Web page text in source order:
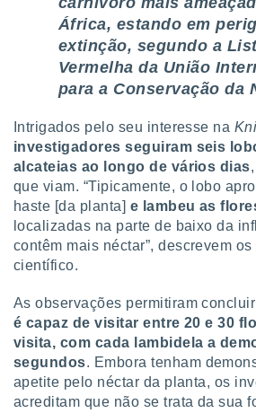
estudos
e
de
África, estando em
extinção, segundo a
Vermelha da União
para a Conservação da
Intrigados pelo seu interesse na
investigadores seguiram seis
alcateias ao longo de vários dias
que viam. “Tipicamente, o lobo
haste [da planta] e lambeu as
localizadas na parte de baixo da
contêm mais néctar”, descrevem
científico.
As observações permitiram
é capaz de visitar entre 20 e 30
visita, com cada lambidela a
segundos. Embora tenham
apetite pelo néctar da planta, os
acreditam que não se trata da sua